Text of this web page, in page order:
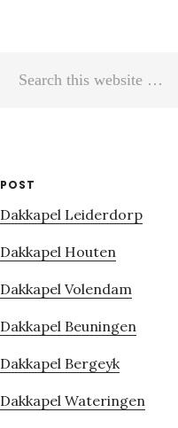
POST
Dakkapel Leiderdorp
Dakkapel Houten
Dakkapel Volendam
Dakkapel Beuningen
Dakkapel Bergeyk
Dakkapel Wateringen